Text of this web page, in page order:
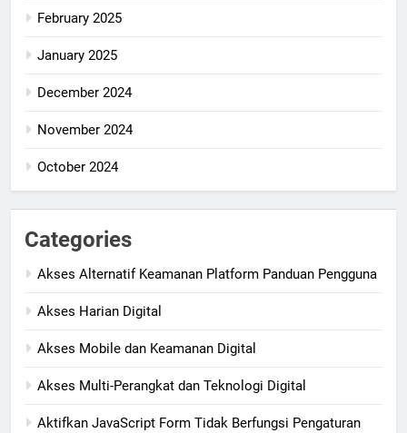
February 2025
January 2025
December 2024
November 2024
October 2024
Categories
Akses Alternatif Keamanan Platform Panduan Pengguna
Akses Harian Digital
Akses Mobile dan Keamanan Digital
Akses Multi-Perangkat dan Teknologi Digital
Aktifkan JavaScript Form Tidak Berfungsi Pengaturan